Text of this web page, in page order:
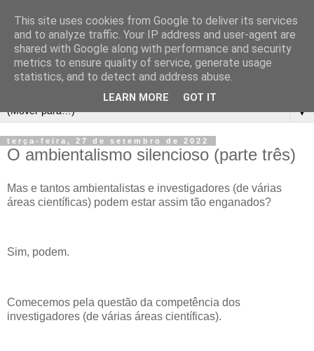
▼
terça-feira, 27 de setembro de 2022
O ambientalismo silencioso (parte três)
Mas e tantos ambientalistas e investigadores (de várias
áreas científicas) podem estar assim tão enganados?
Sim, podem.
Comecemos pela questão da competência dos
investigadores (de várias áreas científicas).
This site uses cookies from Google to deliver its services
and to analyze traffic. Your IP address and user-agent are
shared with Google along with performance and security
metrics to ensure quality of service, generate usage
statistics, and to detect and address abuse.
LEARN MORE GOT IT